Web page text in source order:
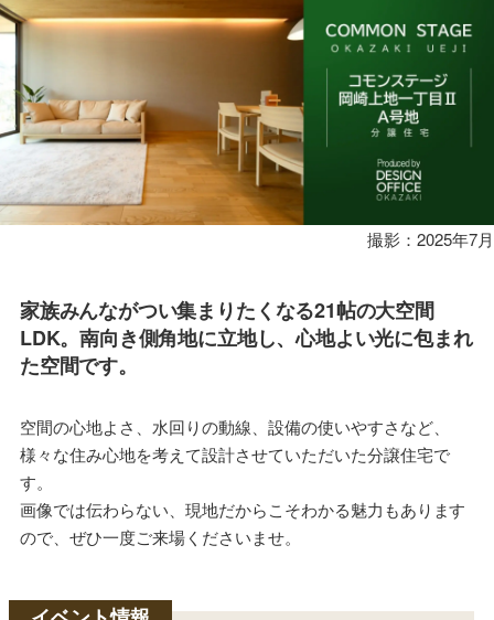
周
辺
設
物
件
概
構
造
設
撮影：2025年7月
家族みんながつい集まりたくなる21帖の大空間
LDK。南向き側角地に立地し、心地よい光に包まれ
た空間です。
空間の心地よさ、水回りの動線、設備の使いやすさなど、
様々な住み心地を考えて設計させていただいた分譲住宅で
す。
画像では伝わらない、現地だからこそわかる魅力もあります
ので、ぜひ一度ご来場くださいませ。